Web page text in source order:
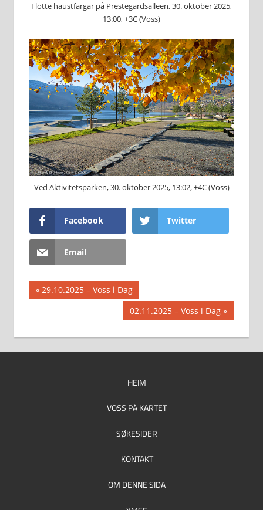
Flotte haustfargar på Prestegardsalleen, 30. oktober 2025,
13:00, +3C (Voss)
Ved Aktivitetsparken, 30. oktober 2025, 13:02, +4C (Voss)
Facebook Twitter
Email
Innleggsnavigasjon
Previous
29.10.2025 – Voss i Dag
Next
Post:
02.11.2025 – Voss i Dag
HEIM
VOSS PÅ KARTET
SØKESIDER
KONTAKT
OM DENNE SIDA